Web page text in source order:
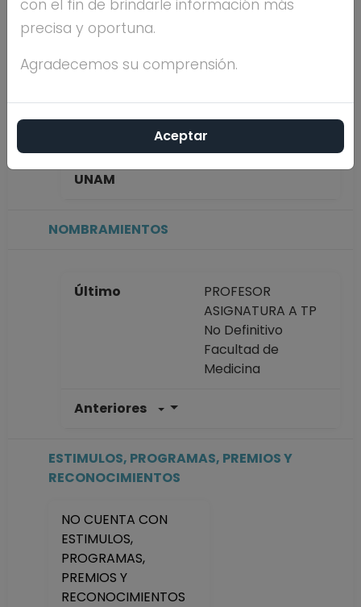
ESPER
estudios
Antigüedad
UNAM
NOMBRAMIENTOS
Último
PROFESOR
ASIGNATURA A TP
No Definitivo
Facultad de
Medicina
Anteriores
Facultad de
ESTIMULOS, PROGRAMAS, PREMIOS Y
RECONOCIMIENTOS
NO CUENTA CON
ESTIMULOS,
PROGRAMAS,
PREMIOS Y
RECONOCIMIENTOS
con el fin de brindarle información más
precisa y oportuna.
Agradecemos su comprensión.
Aceptar